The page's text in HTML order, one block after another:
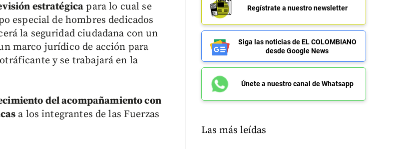
estratégica para lo cual se
especial de hombres dedicados
la seguridad ciudadana con un
marco jurídico de acción para
y se trabajará en la
del acompañamiento con
a los integrantes de las Fuerzas
Regístrate a nuestro newsletter
Siga las noticias de EL COLOMBIANO
desde Google News
Únete a nuestro canal de Whatsapp
Las más leídas